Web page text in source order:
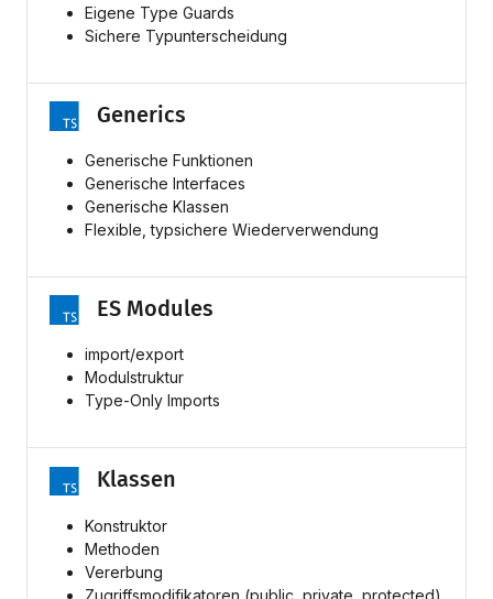
Eigene Type Guards
Sichere Typunterscheidung
Generics
Generische Funktionen
Generische Interfaces
Generische Klassen
Flexible, typsichere Wiederverwendung
ES Modules
import/export
Modulstruktur
Type-Only Imports
Klassen
Konstruktor
Methoden
Vererbung
Zugriffsmodifikatoren (public, private, protected)